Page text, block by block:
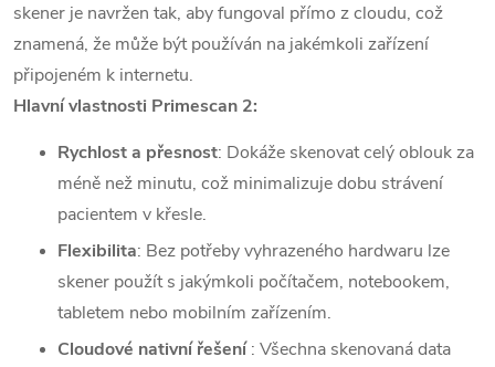
skener je navržen tak, aby fungoval přímo z cloudu, což
znamená, že může být používán na jakémkoli zařízení
připojeném k internetu.
Hlavní vlastnosti Primescan 2:
Rychlost a přesnost: Dokáže skenovat celý oblouk za
méně než minutu, což minimalizuje dobu strávení
pacientem v křesle.
Flexibilita: Bez potřeby vyhrazeného hardwaru lze
skener použít s jakýmkoli počítačem, notebookem,
tabletem nebo mobilním zařízením.
Cloudové nativní řešení: Všechna skenovaná data